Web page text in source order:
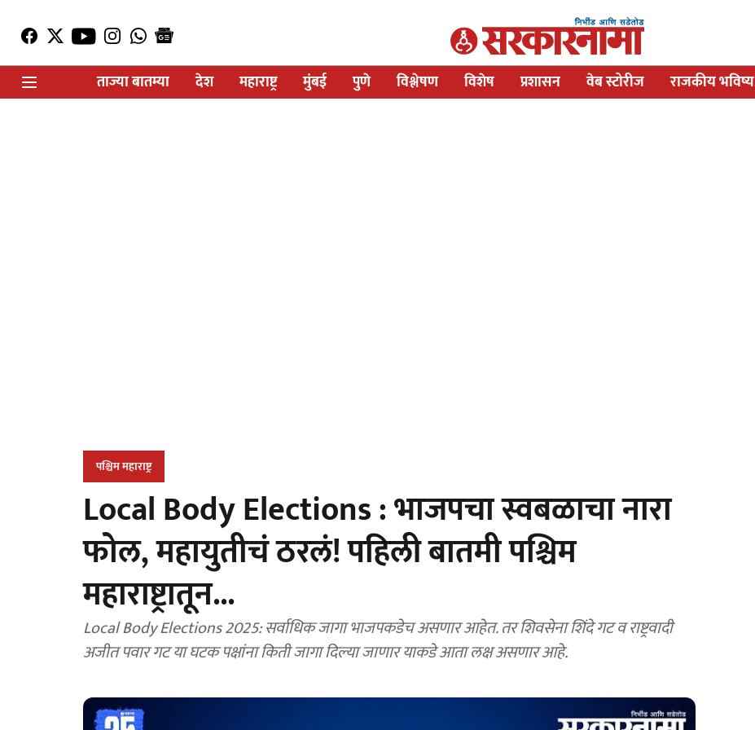
ताज्या बातम्या
देश महाराष्ट्र मुंबई पुणे विश्लेषण विशेष प्रशासन वेब स्टोरीज राजकीय भविष्य
पश्चिम महाराष्ट्र
Local Body Elections : भाजपचा स्वबळाचा नारा
फोल, महायुतीचं ठरलं! पहिली बातमी पश्चिम
महाराष्ट्रातून...
Local Body Elections 2025: सर्वाधिक जागा भाजपकडेच असणार आहेत. तर शिवसेना शिंदे गट व राष्ट्रवादी
अजीत पवार गट या घटक पक्षांना किती जागा दिल्या जाणार याकडे आता लक्ष असणार आहे.